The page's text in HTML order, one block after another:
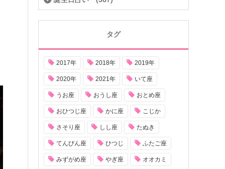
タグ
2017年 2018年 2019年
2020年 2021年 いて座
うお座 おうし座 おとめ座
おひつじ座 かに座 こじか
さそり座 しし座 たぬき
てんびん座 ひつじ ふたご座
みずがめ座 やぎ座 オオカミ